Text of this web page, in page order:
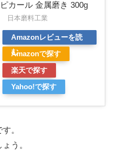
ピカール 金属磨き 300g
日本磨料工業
Amazonレビューを読
む
Amazonで探す
楽天で探す
Yahoo!で探す
。
う。